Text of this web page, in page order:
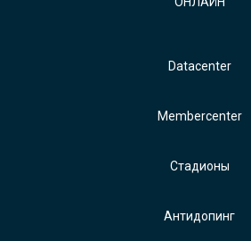
Datacenter
Membercenter
Стадионы
Антидопинг